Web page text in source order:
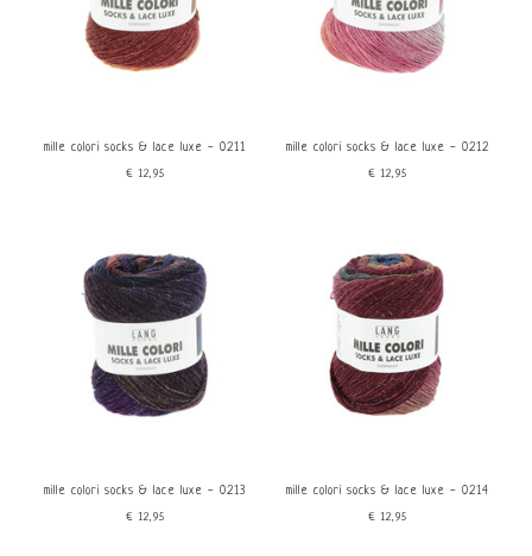
mille colori socks & lace luxe - 0211
€12,95
mille colori socks & lace luxe - 0212
€12,95
mille colori socks & lace luxe - 0213
€12,95
mille colori socks & lace luxe - 0214
€12,95